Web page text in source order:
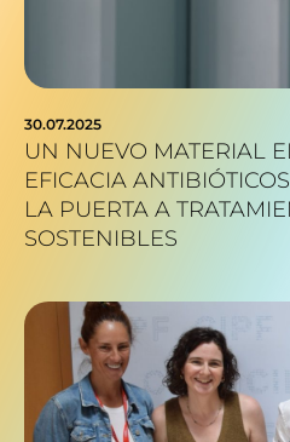
30.07.2025
UN NUEVO MATERIAL
EFICACIA
LA PUERTA A
SOSTENIBLES